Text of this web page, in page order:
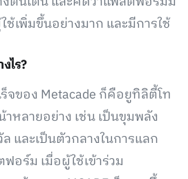
เพิ่มขึ้นอย่างมาก และมีการใช้
ไร?
จของ Metacade ก็คือยูทิลิตี้โท
าหลายอย่าง เช่น เป็นขุมพลัง
และเป็นตัวกลางในการแลก
อร์ม เมื่อผู้ใช้เข้าร่วม